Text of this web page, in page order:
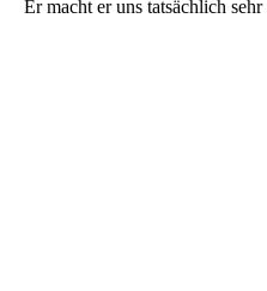
Er macht er uns tatsächlich